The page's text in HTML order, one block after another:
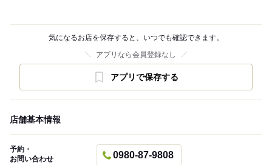
気になるお店を保存すると、いつでも確認できます。
アプリなら会員登録なし
アプリで保存する
店舗基本情報
予約・
お問い合わせ
0980-87-9808